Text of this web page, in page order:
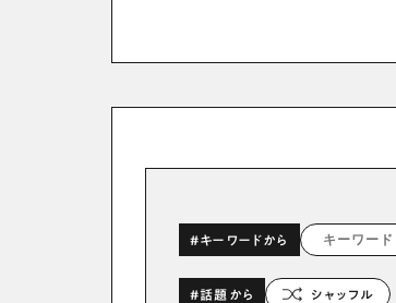
#キーワードから
#話題から シャッフル